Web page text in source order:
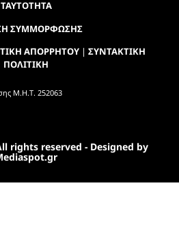
ΤΑΥΤΟΤΗΤΑ
ΣΥΜΜΟΡΦΩΣΗΣ
ΑΠΟΡΡΗΤΟΥ| ΣΥΝΤΑΚΤΙΚΗ
ΠΟΛΙΤΙΚΗ
Μ.Η.Τ. 252063
rights reserved - Designed by